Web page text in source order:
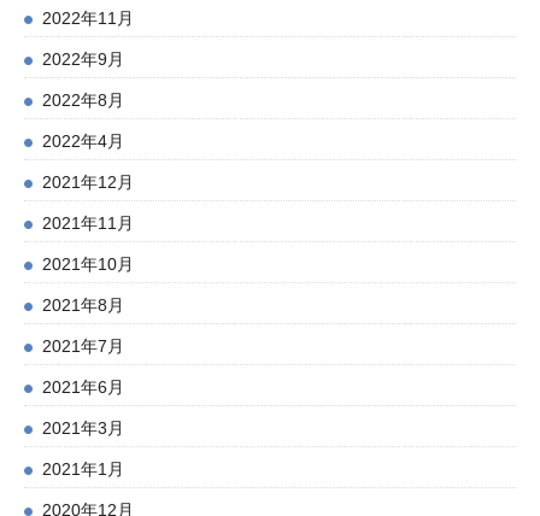
2022年11月
2022年9月
2022年8月
2022年4月
2021年12月
2021年11月
2021年10月
2021年8月
2021年7月
2021年6月
2021年3月
2021年1月
2020年12月